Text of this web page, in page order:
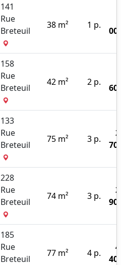
141
Rue
Breteuil
38 m² 1 p.
158
Rue
Breteuil
42 m² 2 p.
133
Rue
Breteuil
75 m² 3 p.
228
Rue
Breteuil
74 m² 3 p.
185
Rue
Breteuil
77 m² 4 p.